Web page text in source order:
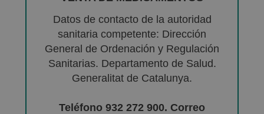
Datos de contacto de la autoridad
sanitaria competente: Dirección
General de Ordenación y Regulación
Sanitarias. Departamento de Salud.
Generalitat de Catalunya.
Teléfono 932 272 900. Correo